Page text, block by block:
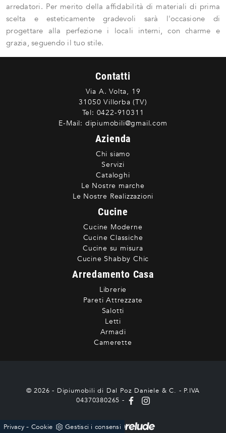
arredatori. Per merito della affidabilità di materiali di prima
scelta e esteticamente gradevoli sarà l'occasione di
progettare alla perfezione i locali interni, con charme e
grazia, seguendo il tuo stile.
Contatti
Via A. Volta, 19
31050 Villorba (TV)
Tel: 0422-910311
E-Mail: dipiumobili@gmail.com
Azienda
Chi siamo
Servizi
Cataloghi
Le Nostre marche
Le Nostre Realizzazioni
Cucine
Cucine Moderne
Cucine Classiche
Cucine su misura
Cucine Shabby Chic
Arredamento Casa
Librerie
Pareti Attrezzate
Salotti
Letti
Armadi
Camerette
© 2026 - Dipiumobili di Dal Poz Daniele & C. - P.IVA
04370380265 -
Powered by
Privacy- Cookie Gestisci i consensi